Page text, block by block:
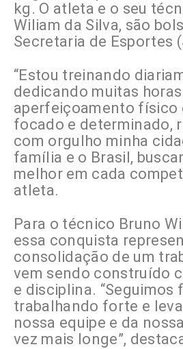
kg. O atleta e o seu
Wiliam da Silva, são
Secretaria de Esportes
“Estou treinando
dedicando muitas
aperfeiçoamento físico
focado e determinado,
com orgulho minha
família e o Brasil,
melhor em cada
atleta.
Para o técnico Bruno
essa conquista
consolidação de um
vem sendo construído
e disciplina. “Seguimos
trabalhando forte e
nossa equipe e da
vez mais longe”,